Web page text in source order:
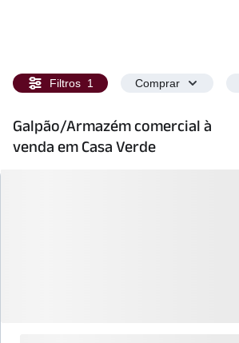
Filtros 1 Comprar
Galpão/Armazém comercial à
venda em Casa Verde